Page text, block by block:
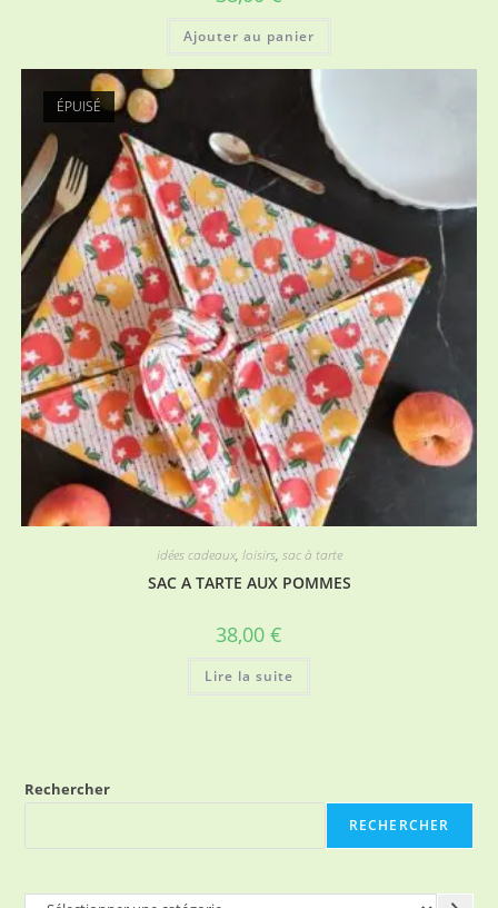
Ajouter au panier
ÉPUISÉ
idées cadeaux, loisirs, sac à tarte
SAC A TARTE AUX POMMES
38,00 €
Lire la suite
Rechercher
RECHERCHER